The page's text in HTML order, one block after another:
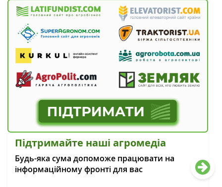
Підтримайте наші агромедіа
Будь-яка сума допоможе працювати на
інформаційному фронті для вас